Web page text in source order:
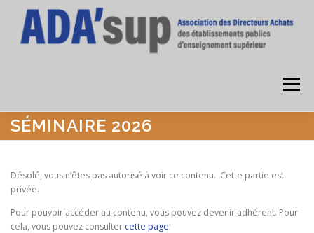
contenu
Menu
OFFRES D’EMPLOI
SÉMINAIRE 2026
Désolé, vous n’êtes pas autorisé à voir ce contenu. Cette partie est
privée.
Pour pouvoir accéder au contenu, vous pouvez devenir adhérent. Pour
cela, vous pouvez consulter cette page.